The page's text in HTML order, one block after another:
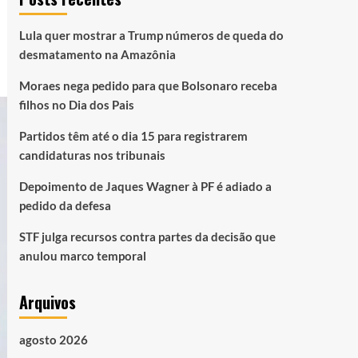
Lula quer mostrar a Trump números de queda do
desmatamento na Amazônia
Moraes nega pedido para que Bolsonaro receba
filhos no Dia dos Pais
Partidos têm até o dia 15 para registrarem
candidaturas nos tribunais
Depoimento de Jaques Wagner à PF é adiado a
pedido da defesa
STF julga recursos contra partes da decisão que
anulou marco temporal
Arquivos
agosto 2026